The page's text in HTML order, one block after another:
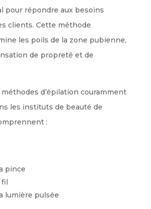
pour répondre aux besoins
clients. Cette méthode
les poils de la zone pubienne,
de propreté et de
d’épilation couramment
les instituts de beauté de
:
pince
fil
lumière pulsée